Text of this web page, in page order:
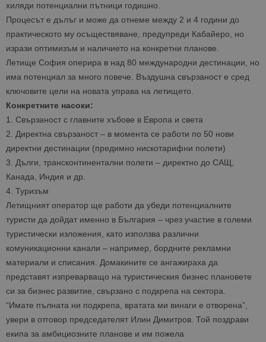
хиляди потенциални пътници годишно.
Процесът е дълъг и може да отнеме между 2 и 4 години до
практическото му осъществяване, предупреди Кабайеро, но
изрази оптимизъм и наличието на конкретни планове.
Летище София оперира в над 80 международни дестинации, но
има потенциал за много повече. Въздушна свързаност е сред
ключовите цели на новата управа на летището.
Конкретните насоки:
1. Свързаност с главните хъбове в Европа и света
2. Директна свързаност – в момента се работи по 50 нови
директни дестинации (предимно нискотарифни полети)
3. Дълги, трансконтинентални полети – директно до САЩ,
Канада, Индия и др.
4. Туризъм
Летищният оператор ще работи да убеди потенциалните
туристи да дойдат именно в България – чрез участие в големи
туристически изложения, като използва различни
комуникационни канали – например, бордните рекламни
материали и списания. Домакините се ангажираха да
представят изпреварващо на туристическия бизнес плановете
си за бизнес развитие, свързано с подкрепа на сектора.
“Имате пълната ни подкрепа, вратата ми винаги е отворена”,
увери в отговор председателят Илин Димитров. Той поздрави
екипа за амбициозните планове и им пожела